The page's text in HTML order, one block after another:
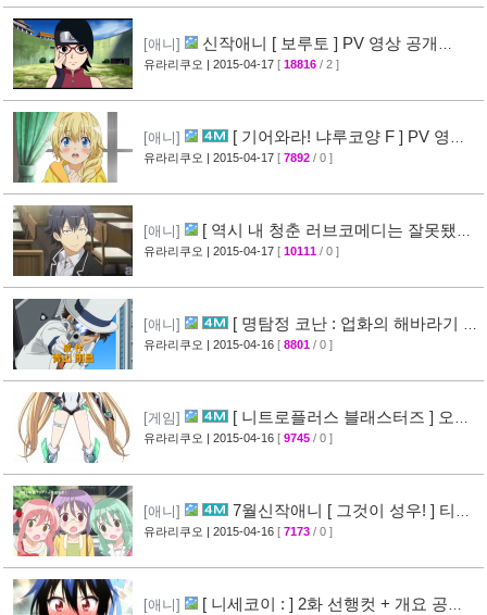
[애니]
신작애니 [ 보루토 ] PV 영상 공개
(BORUTO) [68]
유라리쿠오 | 2015-04-17 [ 18816 / 2 ]
[애니]
[ 기어와라! 냐루코양 F ] PV 영상
공개 [32]
유라리쿠오 | 2015-04-17 [ 7892 / 0 ]
[애니]
[ 역시 내 청춘 러브코메디는 잘못됐다
속 ] 3화 선행컷 + 개요 공개
유라리쿠오 | 2015-04-17 [ 10111 / 0 ]
[애니]
[ 명탐정 코난 : 업화의 해바라기 ]
CM 영상 공개 [40]
유라리쿠오 | 2015-04-16 [ 8801 / 0 ]
[게임]
[ 니트로플러스 블래스터즈 ] 오프
닝 영상 공개 [32]
유라리쿠오 | 2015-04-16 [ 9745 / 0 ]
[애니]
7월신작애니 [ 그것이 성우! ] 티저
영상 공개
[26]
유라리쿠오 | 2015-04-16 [ 7173 / 0 ]
[애니]
[ 니세코이 : ] 2화 선행컷 + 개요 공